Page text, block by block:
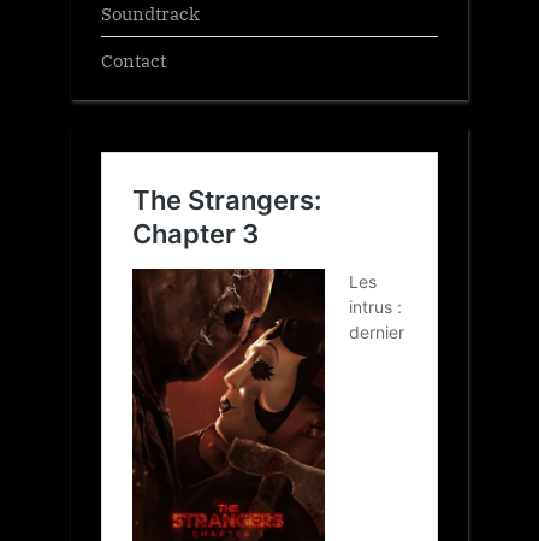
Soundtrack
Contact